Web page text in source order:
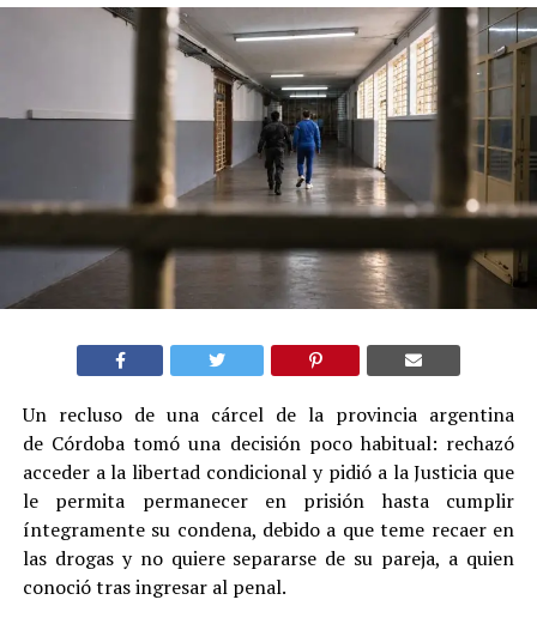
Un recluso de una cárcel de la provincia argentina
de Córdoba tomó una decisión poco habitual: rechazó
acceder a la libertad condicional y pidió a la Justicia que
le permita permanecer en prisión hasta cumplir
íntegramente su condena, debido a que teme recaer en
las drogas y no quiere separarse de su pareja, a quien
conoció tras ingresar al penal.